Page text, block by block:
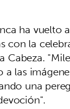
ha vuelto
con la
Cabeza.
las
una